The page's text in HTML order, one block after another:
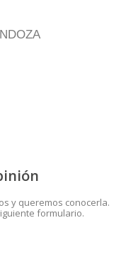
y queremos conocerla.
formulario.